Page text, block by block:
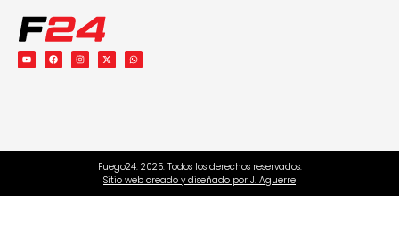
Fuego24. 2025. Todos los derechos reservados.
Sitio web creado y diseñado por J. Aguerre